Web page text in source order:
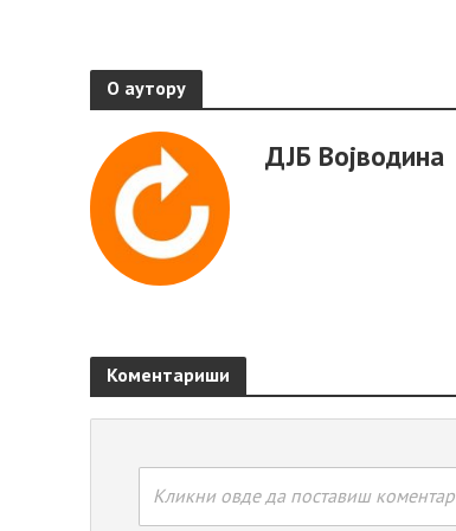
О аутору
ДЈБ Војводина
Коментариши
Кликни овде да поставиш коментар